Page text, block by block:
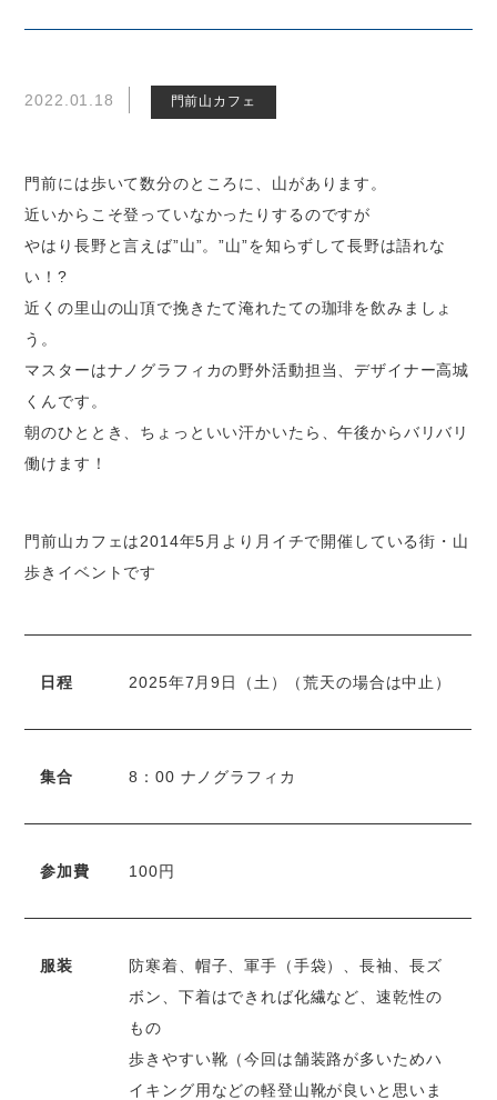
2022.01.18 門前山カフェ
門前には歩いて数分のところに、山があります。
近いからこそ登っていなかったりするのですが
やはり長野と言えば”山”。”山”を知らずして長野は語れな
い！?
近くの里山の山頂で挽きたて淹れたての珈琲を飲みましょ
う。
マスターはナノグラフィカの野外活動担当、デザイナー高城
くんです。
朝のひととき、ちょっといい汗かいたら、午後からバリバリ
働けます！
門前山カフェは2014年5月より月イチで開催している街・山
歩きイベントです
日程 2025年7月9日（土）（荒天の場合は中止）
集合 8：00 ナノグラフィカ
参加費 100円
服装
防寒着、帽子、軍手（手袋）、長袖、長ズ
ボン、下着はできれば化繊など、速乾性の
もの
歩きやすい靴（今回は舗装路が多いためハ
イキング用などの軽登山靴が良いと思いま